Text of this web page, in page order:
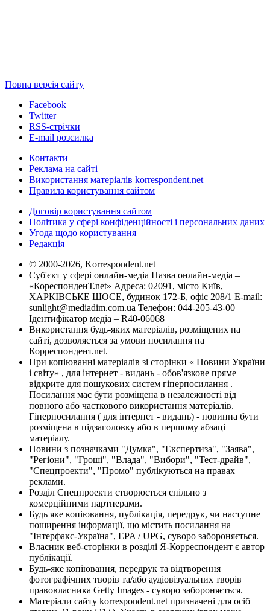
Повна версія сайту
Facebook
Twitter
RSS-стрічки
E-mail розсилка
Контакти
Реклама на сайті
Використання матеріалів korrespondent.net
Правила користування сайтом
Договір користування сайтом
Політика у сфері конфіденційності і персональних даних
Угода щодо користування
Редакція
© 2000-2026, Korrespondent.net
Суб'єкт у сфері онлайн-медіа Назва онлайн-медіа –
«КореспонденТ.net» Адреса: 02091, місто Київ,
ХАРКІВСЬКЕ ШОСЕ, будинок 172-Б, офіс 208/1 E-mail:
sunlight@mediadim.com.ua Телефон: 044-205-43-00
Ідентифікатор медіа – R40-06068
Використання будь-яких матеріалів, розміщених на
сайті, дозволяється за умови посилання на
Корреспондент.net.
При копіюванні матеріалів зі сторінки « Новини України
і світу» , для інтернет - видань - обов'язкове пряме
відкрите для пошукових систем гіперпосилання .
Посилання має бути розміщена в незалежності від
повного або часткового використання матеріалів.
Гіперпосилання ( для інтернет - видань) - повинна бути
розміщена в підзаголовку або в першому абзаці
матеріалу.
Новини з позначками "Думка", "Експертиза", "Заява",
"Регіони", "Гроші", "Влада", "Вибори", "Тест-драйв",
"Спецпроекти", "Промо" публікуються на правах
реклами.
Розділ Спецпроекти створюється спільно з
комерційними партнерами.
Будь яке копіювання, публікація, передрук, чи наступне
поширення інформації, що містить посилання на
"Інтерфакс-Україна", EPA / UPG, суворо забороняється.
Власник веб-сторінки в розділі Я-Корреспондент є автор
публікації.
Будь-яке копіювання, передрук та відтворення
фотографічних творів та/або аудіовізуальних творів
правовласника Getty Images - суворо забороняється.
Матеріали сайту korrespondent.net призначені для осіб